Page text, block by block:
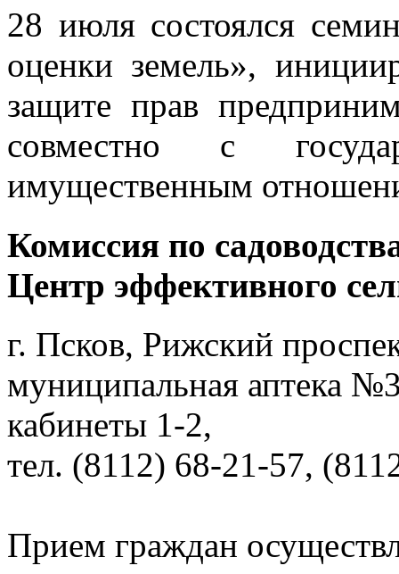
28 июля состоялся
оценки земель»,
защите прав
совместно с
имущественным
Комиссия по
Центр эффективного
г. Псков, Рижский
муниципальная аптека
кабинеты 1-2,
тел. (8112) 68-21-57,
Прием граждан